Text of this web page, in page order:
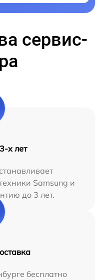
сервис-
х лет
Samsung и
до 3 лет.
бесплатно